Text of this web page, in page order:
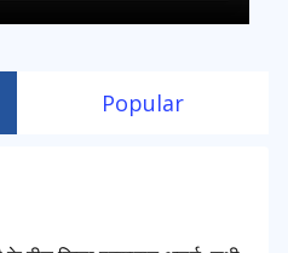
Popular